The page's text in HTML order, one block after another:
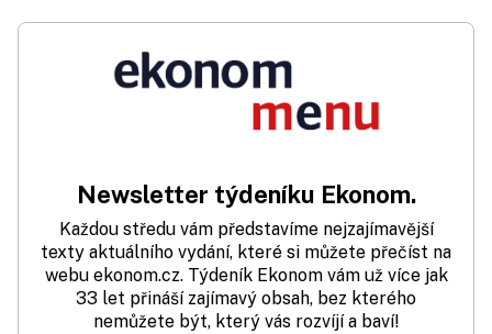
Newsletter týdeníku Ekonom.
Každou středu vám představíme nejzajímavější
texty aktuálního vydání, které si můžete přečíst na
webu ekonom.cz. Týdeník Ekonom vám už více jak
33 let přináší zajímavý obsah, bez kterého
nemůžete být, který vás rozvíjí a baví!